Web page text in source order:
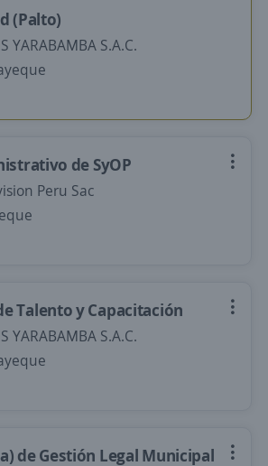
(Palto)
YARABAMBA S.A.C.
de SyOP
Peru Sac
Talento y Capacitación
YARABAMBA S.A.C.
de Gestión Legal Municipal